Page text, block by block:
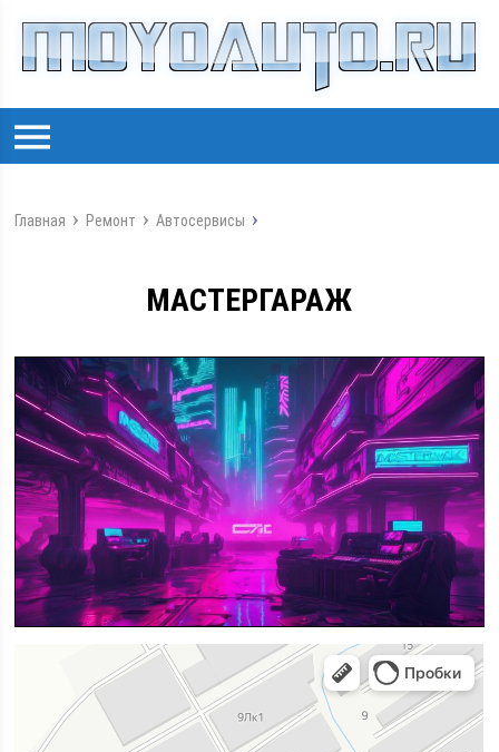
Главная Ремонт Автосервисы
МАСТЕРГАРАЖ